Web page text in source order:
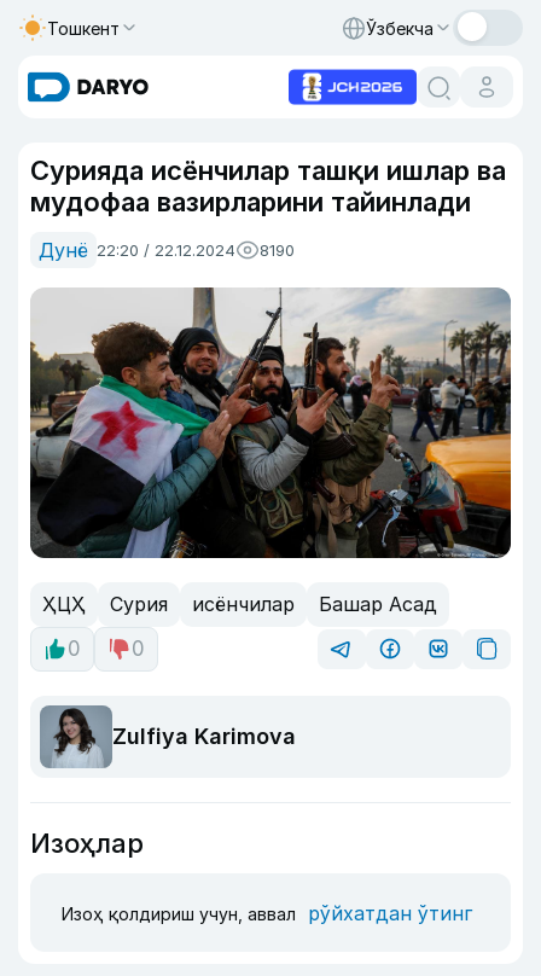
Тошкент Ўзбекча
Сурияда исёнчилар ташқи ишлар ва
мудофаа вазирларини тайинлади
Дунё 22:20 / 22.12.2024 8190
ҲЦҲ Сурия исёнчилар
Башар Асад
0
0
Zulfiya Karimova
Изоҳлар
Изоҳ қолдириш учун, аввал рўйхатдан ўтинг